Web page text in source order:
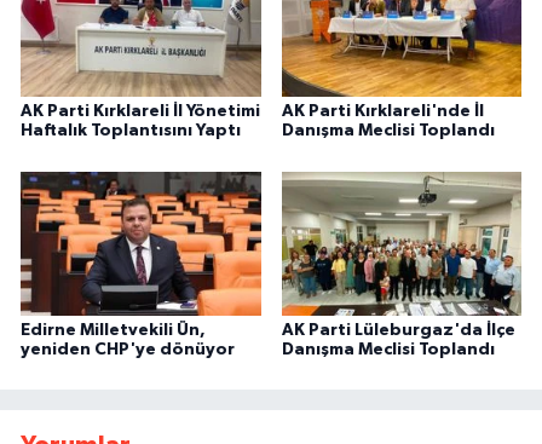
AK Parti Kırklareli İl Yönetimi
Haftalık Toplantısını Yaptı
AK Parti Kırklareli'nde İl
Danışma Meclisi Toplandı
Edirne Milletvekili Ün,
yeniden CHP'ye dönüyor
AK Parti Lüleburgaz'da İlçe
Danışma Meclisi Toplandı